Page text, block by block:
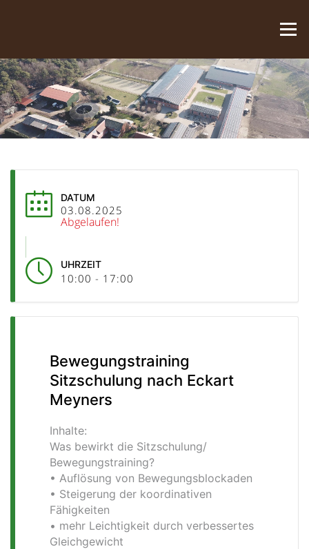
Menü
DATUM
03.08.2025
Abgelaufen!
UHRZEIT
10:00 - 17:00
Bewegungstraining
Sitzschulung nach Eckart
Meyners
Inhalte:
Was bewirkt die Sitzschulung/
Bewegungstraining?
• Auflösung von Bewegungsblockaden
• Steigerung der koordinativen
Fähigkeiten
• mehr Leichtigkeit durch verbessertes
Gleichgewicht